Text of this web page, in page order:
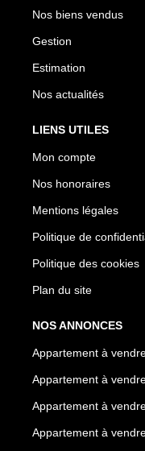
Nos biens vendus
Gestion
Estimation
Nos actualités
LIENS UTILES
Mon compte
Nos honoraires
Mentions légales
Politique de
Politique des cookies
Plan du site
NOS ANNONCES
Appartement à
Appartement à
Appartement à
Appartement à